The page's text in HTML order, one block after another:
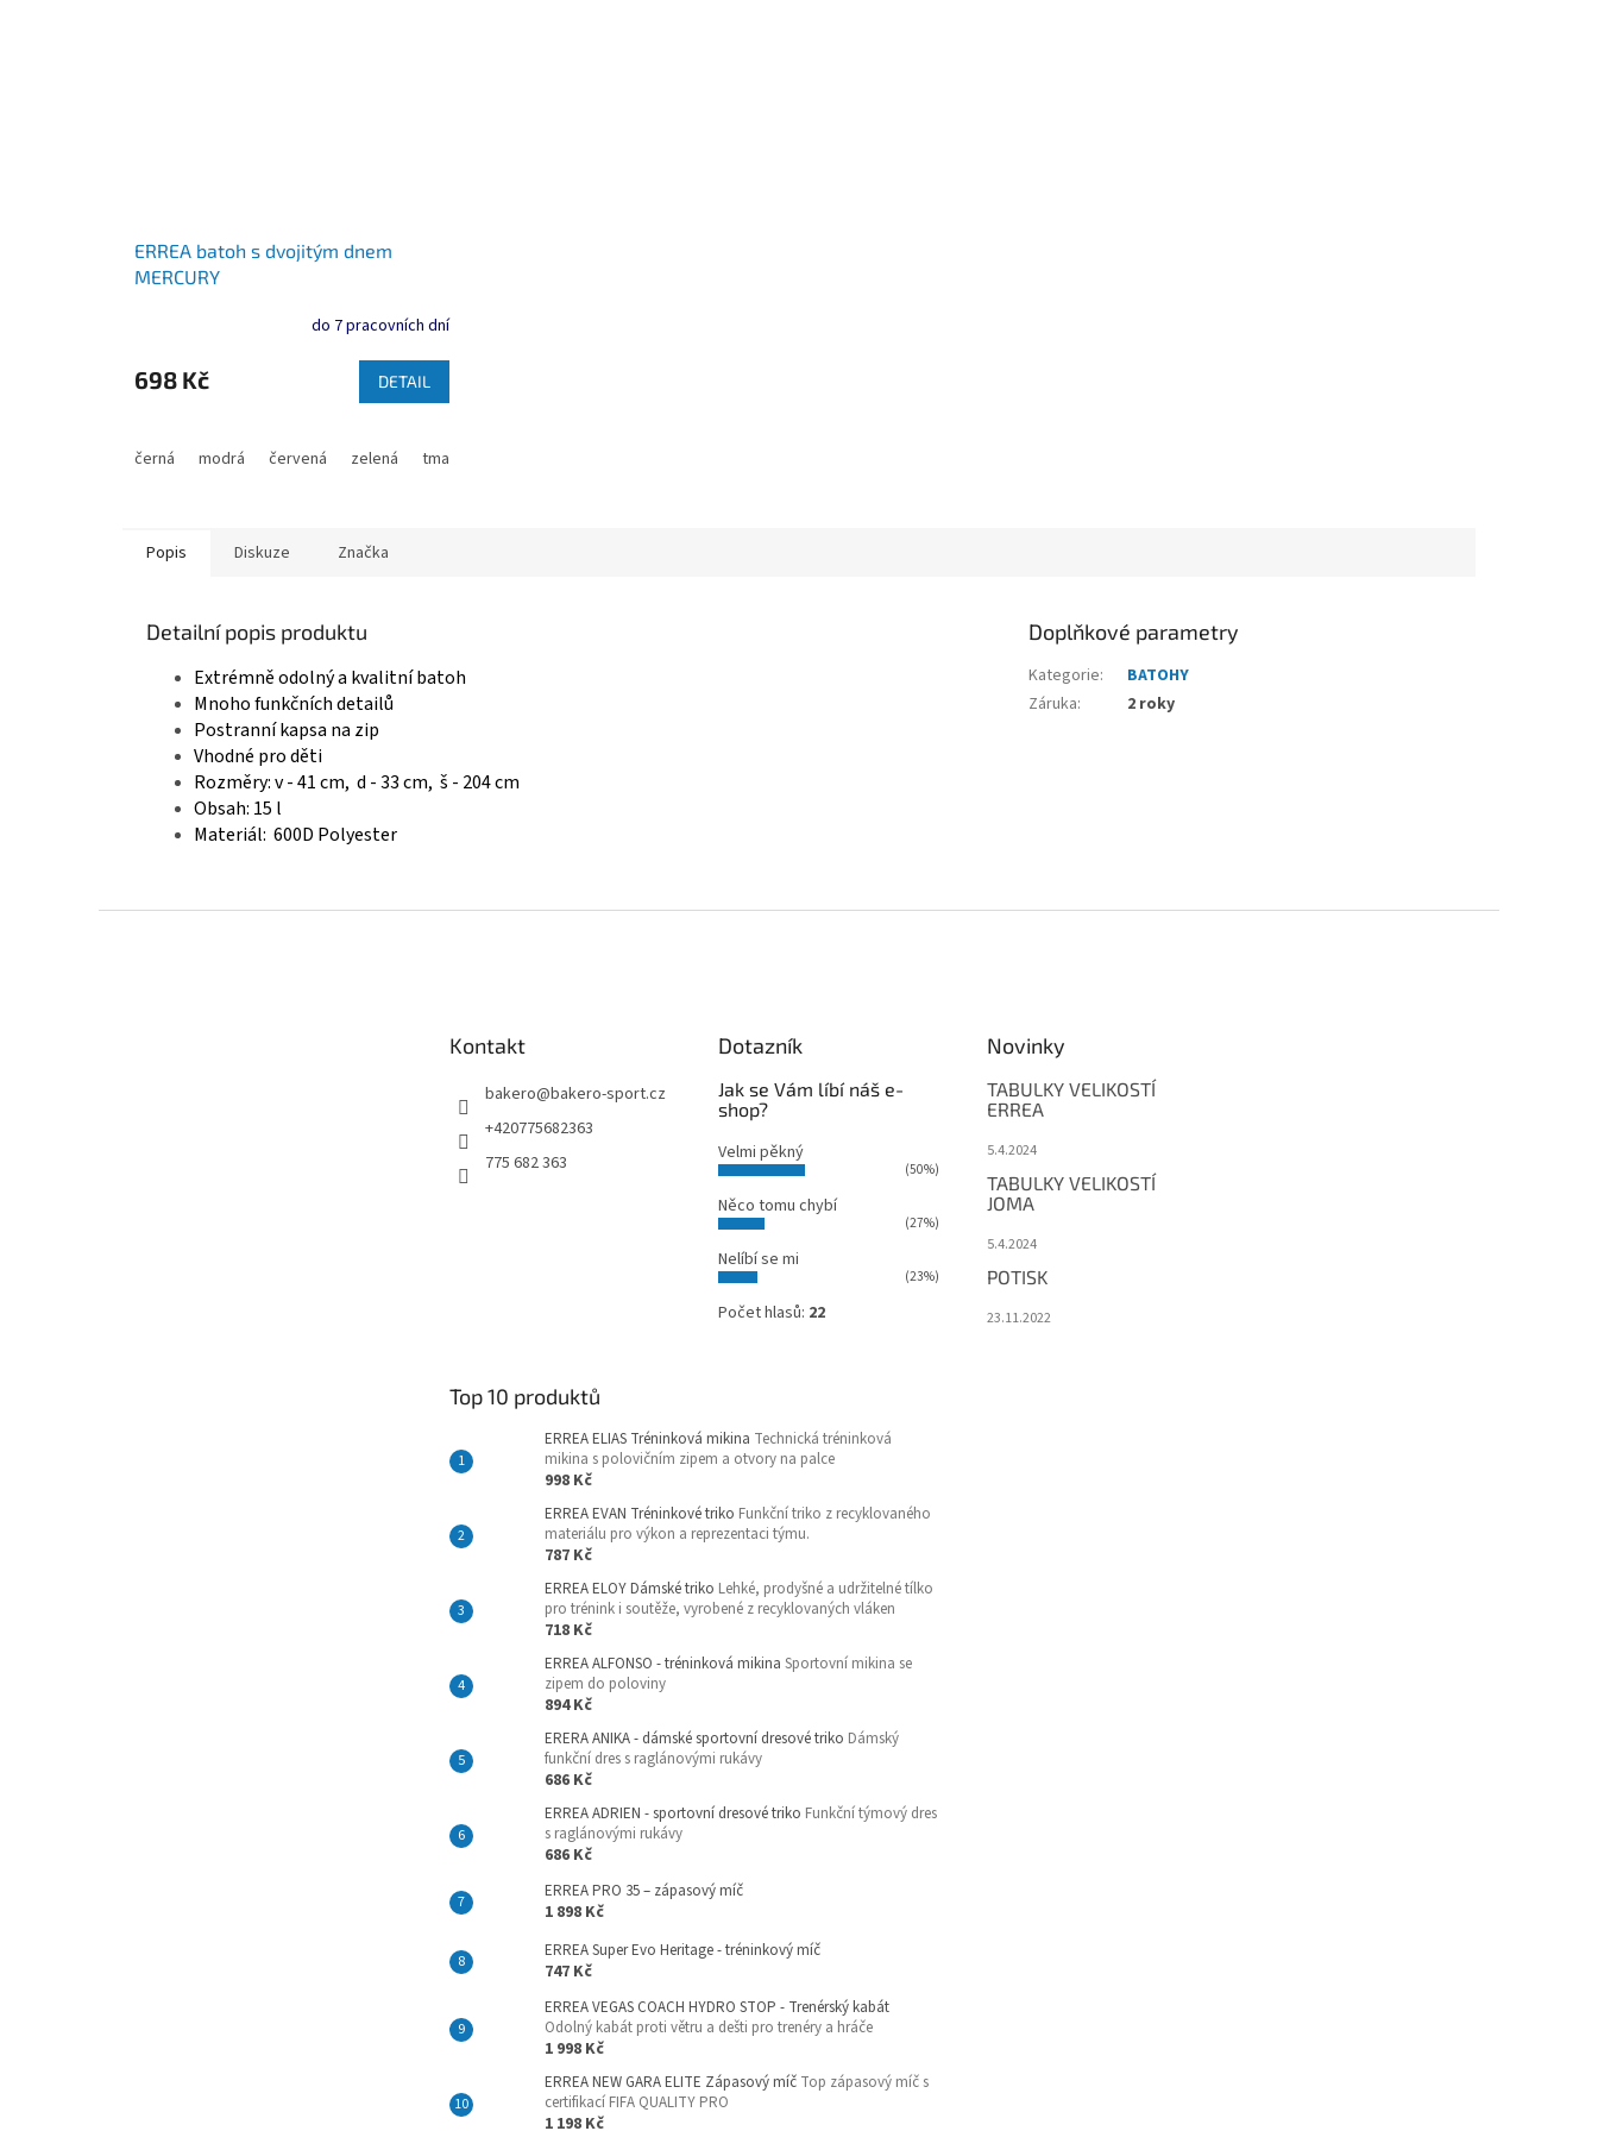
ERREA batoh s dvojitým dnem
MERCURY
do 7 pracovních dní
698 Kč DETAIL
černá modrá červená zelená tmavě modrá
Popis Diskuze Značka
Detailní popis produktu
Extrémně odolný a kvalitní batoh
Mnoho funkčních detailů
Postranní kapsa na zip
Vhodné pro děti
Rozměry: v - 41 cm, d - 33 cm, š - 204 cm
Obsah: 15 l
Materiál: 600D Polyester
Doplňkové parametry
Kategorie:
BATOHY
Záruka: 2 roky
Kontakt
bakero@bakero-sport.cz
+420775682363
775 682 363
Dotazník
Jak se Vám líbí náš e-
shop?
Velmi pěkný
(50%)
Něco tomu chybí
(27%)
Nelíbí se mi
(23%)
Počet hlasů: 22
Novinky
TABULKY VELIKOSTÍ
ERREA
5.4.2024
TABULKY VELIKOSTÍ
JOMA
5.4.2024
POTISK
23.11.2022
Top 10 produktů
ERREA ELIAS Tréninková mikina Technická tréninková
mikina s polovičním zipem a otvory na palce
998 Kč
ERREA EVAN Tréninkové triko Funkční triko z recyklovaného
materiálu pro výkon a reprezentaci týmu.
787 Kč
ERREA ELOY Dámské triko Lehké, prodyšné a udržitelné tílko
pro trénink i soutěže, vyrobené z recyklovaných vláken
718 Kč
ERREA ALFONSO - tréninková mikina Sportovní mikina se
zipem do poloviny
894 Kč
ERERA ANIKA - dámské sportovní dresové triko Dámský
funkční dres s raglánovými rukávy
686 Kč
ERREA ADRIEN - sportovní dresové triko Funkční týmový dres
s raglánovými rukávy
686 Kč
ERREA PRO 35 – zápasový míč
1 898 Kč
ERREA Super Evo Heritage - tréninkový míč
747 Kč
ERREA VEGAS COACH HYDRO STOP - Trenérský kabát
Odolný kabát proti větru a dešti pro trenéry a hráče
1 998 Kč
ERREA NEW GARA ELITE Zápasový míč Top zápasový míč s
certifikací FIFA QUALITY PRO
1 198 Kč